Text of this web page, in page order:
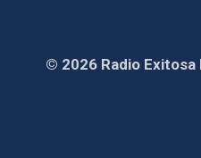
© 2026 Radio